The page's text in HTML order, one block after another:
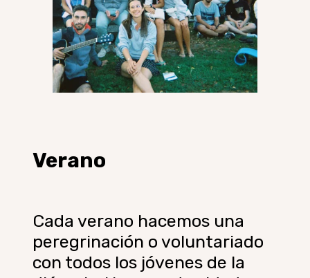
Verano
Cada verano hacemos una
peregrinación o voluntariado
con todos los jóvenes de la